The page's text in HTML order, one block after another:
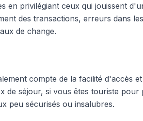
en privilégiant ceux qui jouissent
des transactions, erreurs dans
de change.
compte de la facilité d'accès
de séjour, si vous êtes touriste pour
peu sécurisés ou insalubres.